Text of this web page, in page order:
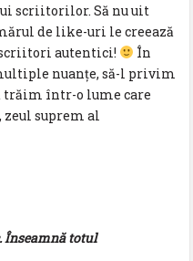
scriitorilor. Să nu uit
de like-uri le creează
autentici!
În
nuanțe, să-l privim
trăim într-o lume care
zeul suprem al
Înseamnă totul